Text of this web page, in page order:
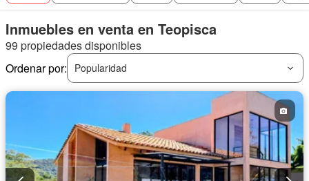
Inmuebles en venta en Teopisca
99 propiedades disponibles
Ordenar por:
Popularidad